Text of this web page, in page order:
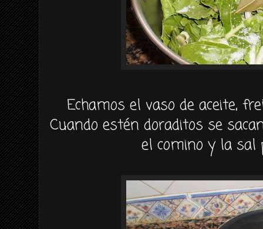
Echamos el vaso de aceite,
Cuando estén doraditos se
el comino y la sal